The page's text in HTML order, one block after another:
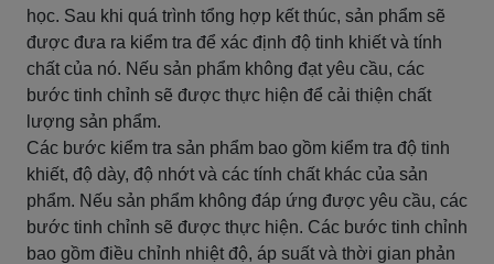
học. Sau khi quá trình tổng hợp kết thúc, sản phẩm sẽ
được đưa ra kiểm tra để xác định độ tinh khiết và tính
chất của nó. Nếu sản phẩm không đạt yêu cầu, các
bước tinh chỉnh sẽ được thực hiện để cải thiện chất
lượng sản phẩm.
Các bước kiểm tra sản phẩm bao gồm kiểm tra độ tinh
khiết, độ dày, độ nhớt và các tính chất khác của sản
phẩm. Nếu sản phẩm không đáp ứng được yêu cầu, các
bước tinh chỉnh sẽ được thực hiện. Các bước tinh chỉnh
bao gồm điều chỉnh nhiệt độ, áp suất và thời gian phản